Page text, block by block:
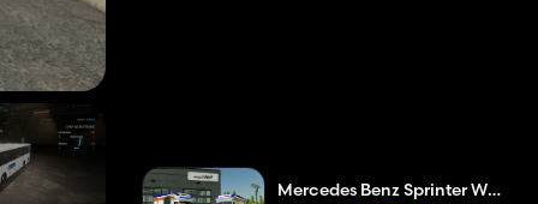
Mercedes Benz Sprinter W907 AM Tigis Europa RTW